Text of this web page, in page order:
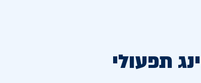
תפעולי